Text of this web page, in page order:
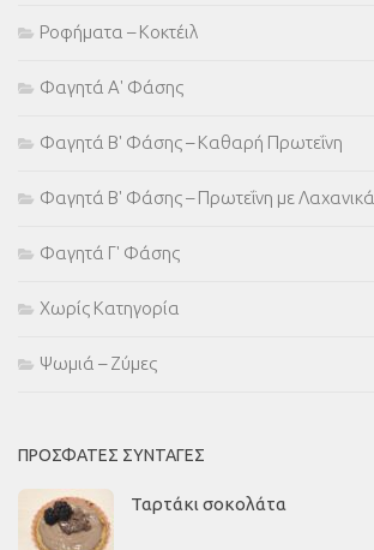
Ροφήματα – Κοκτέιλ
Φαγητά Α' Φάσης
Φαγητά Β' Φάσης – Καθαρή Πρωτεΐνη
Φαγητά Β' Φάσης – Πρωτεΐνη με Λαχανικά
Φαγητά Γ' Φάσης
Χωρίς Κατηγορία
Ψωμιά – Ζύμες
ΠΡΌΣΦΑΤΕΣ ΣΥΝΤΑΓΈΣ
Ταρτάκι σοκολάτα